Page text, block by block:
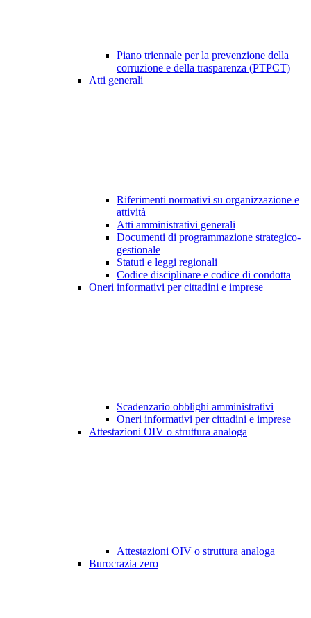
Piano triennale per la prevenzione della
corruzione e della trasparenza (PTPCT)
Atti generali
Riferimenti normativi su organizzazione e
attività
Atti amministrativi generali
Documenti di programmazione strategico-
gestionale
Statuti e leggi regionali
Codice disciplinare e codice di condotta
Oneri informativi per cittadini e imprese
Scadenzario obblighi amministrativi
Oneri informativi per cittadini e imprese
Attestazioni OIV o struttura analoga
Attestazioni OIV o struttura analoga
Burocrazia zero